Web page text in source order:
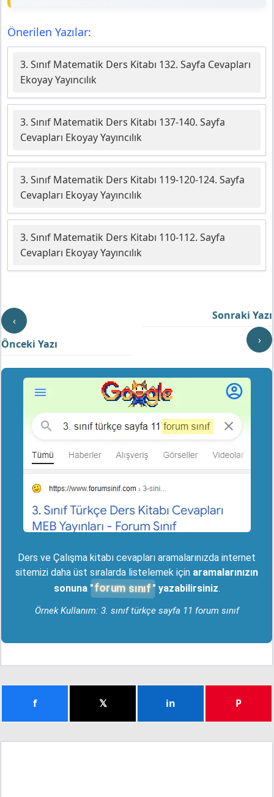
Önerilen Yazılar:
3. Sınıf Matematik Ders Kitabı 132. Sayfa Cevapları
Ekoyay Yayıncılık
3. Sınıf Matematik Ders Kitabı 137-140. Sayfa
Cevapları Ekoyay Yayıncılık
3. Sınıf Matematik Ders Kitabı 119-120-124. Sayfa
Cevapları Ekoyay Yayıncılık
3. Sınıf Matematik Ders Kitabı 110-112. Sayfa
Cevapları Ekoyay Yayıncılık
‹
Önceki Yazı
Sonraki Yazı
›
Ders ve Çalışma kitabı cevapları aramalarınızda internet
sitemizi daha üst sıralarda listelemek için aramalarınızın
sonuna " forum sınıf " yazabilirsiniz.
Örnek Kullanım: 3. sınıf türkçe sayfa 11 forum sınıf
f 𝕏 in P